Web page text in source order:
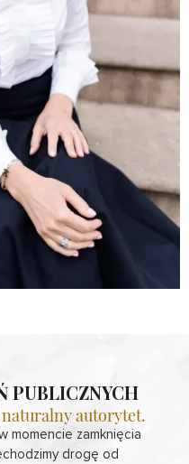
PUBLICZNYCH
autorytet.
momencie zamknięcia
drogę od